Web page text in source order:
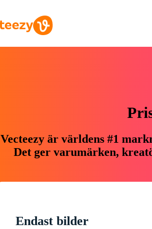
Vecteezy är världens #1
Det ger varumärken,
Endast bilder